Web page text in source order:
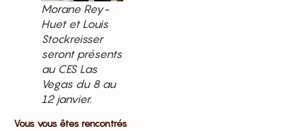
Morane Rey-
Huet et Louis
Stockreisser
seront présents
au CES Las
Vegas du 8 au
12 janvier.
Vous vous êtes rencontrés